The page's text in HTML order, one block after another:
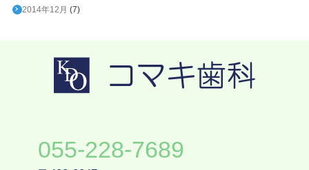
2014年12月 (7)
055-228-7689